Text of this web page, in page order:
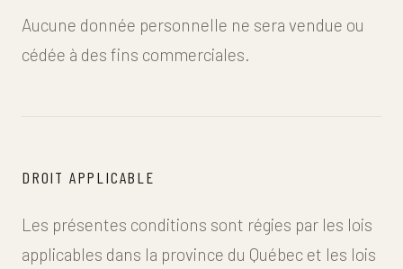
Aucune donnée personnelle ne sera vendue ou
cédée à des fins commerciales.
DROIT APPLICABLE
Les présentes conditions sont régies par les lois
applicables dans la province du Québec et les lois